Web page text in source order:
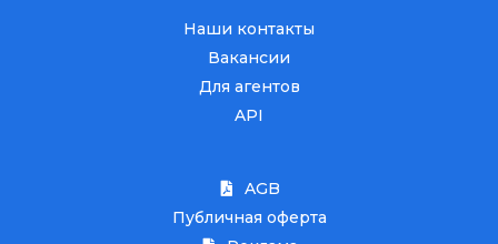
Наши контакты
Вакансии
Для агентов
API
AGB
Публичная оферта